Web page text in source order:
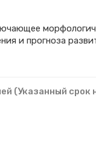
и прогноза
(Указанный